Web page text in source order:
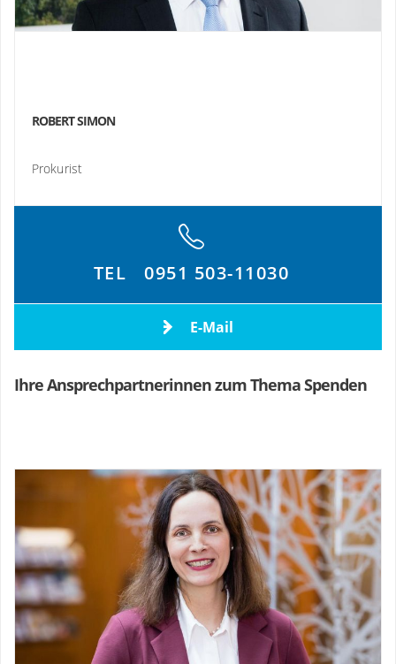
ROBERT SIMON
Prokurist
TEL 0951 503-11030
E-Mail
Ihre Ansprechpartnerinnen zum Thema Spenden